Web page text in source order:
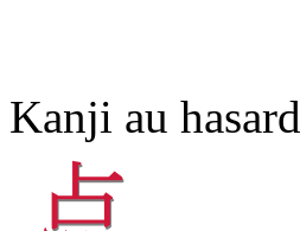
Kanji au hasard